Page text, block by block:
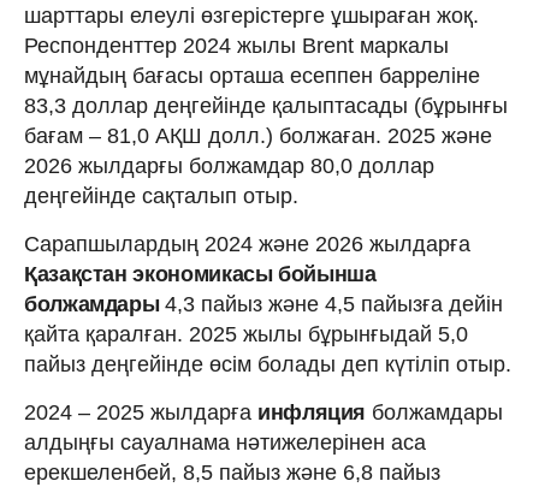
шарттары елеулі өзгерістерге ұшыраған жоқ.
Респонденттер 2024 жылы Brent маркалы
мұнайдың бағасы орташа есеппен барреліне
83,3 доллар деңгейінде қалыптасады (бұрынғы
бағам – 81,0 АҚШ долл.) болжаған. 2025 және
2026 жылдарғы болжамдар 80,0 доллар
деңгейінде сақталып отыр.
Сарапшылардың 2024 және 2026 жылдарға
Қазақстан экономикасы бойынша
болжамдары4,3 пайыз және 4,5 пайызға дейін
қайта қаралған. 2025 жылы бұрынғыдай 5,0
пайыз деңгейінде өсім болады деп күтіліп отыр.
2024 – 2025 жылдарға инфляция болжамдары
алдыңғы сауалнама нәтижелерінен аса
ерекшеленбей, 8,5 пайыз және 6,8 пайыз